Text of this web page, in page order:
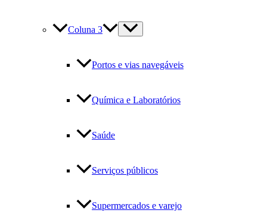
Coluna 3
Portos e vias navegáveis
Química e Laboratórios
Saúde
Serviços públicos
Supermercados e varejo